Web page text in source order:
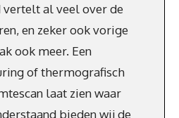
vertelt al veel over de
en zeker ook vorige
ook meer. Een
of thermografisch
laat zien waar
bieden wij de